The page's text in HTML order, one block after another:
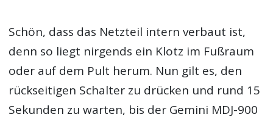
Schön, dass das Netzteil intern verbaut ist,
denn so liegt nirgends ein Klotz im Fußraum
oder auf dem Pult herum. Nun gilt es, den
rückseitigen Schalter zu drücken und rund 15
Sekunden zu warten, bis der Gemini MDJ-900